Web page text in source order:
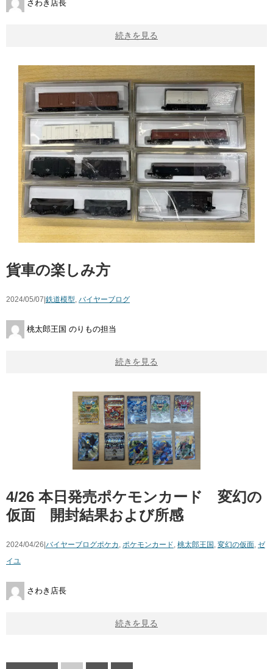
さわき店長
続きを見る
貨車の楽しみ方
2024/05/07| 鉄道模型, バイヤーブログ
桃太郎王国 のりもの担当
続きを見る
4/26 本日発売ポケモンカード 変幻の
仮面 開封結果および所感
2024/04/26|バイヤーブログポケカ ポケモンカード 桃太郎王国 変幻の仮面 ゼ
イユ
さわき店長
続きを見る